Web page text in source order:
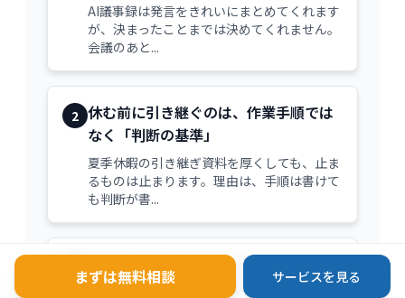
AI議事録は発言をきれいにまとめてくれます
が、決まったことまでは決めてくれません。
会議のあと...
2 休む前に引き継ぐのは、作業手順では
なく「判断の基準」
夏季休暇の引き継ぎ資料を厚くしても、止ま
るものは止まります。理由は、手順は書けて
も判断が書...
見積もりが遅いのは計算のせいではな
く、前提が固まっていないから
まずは無料相談 サービスを見る